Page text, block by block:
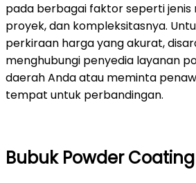
pada berbagai faktor seperti jenis
proyek, dan kompleksitasnya.
perkiraan harga yang akurat,
menghubungi penyedia layanan
daerah Anda atau meminta
tempat untuk perbandingan.
Bubuk Powder Coating